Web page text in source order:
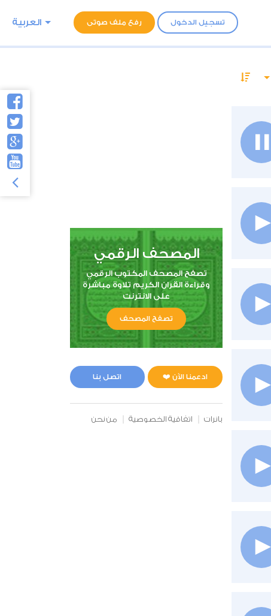
تسجيل الدخول رفع ملف صوتى العربية
المصحف الرقمي
تصفح المصحف المكتوب الرقمي
وقراءة القران الكريم تلاوة مباشرة
على الانترنت
تصفح المصحف
ادعمنا الآن ❤️ اتصل بنا
بانرات اتفاقية الخصوصية من نحن